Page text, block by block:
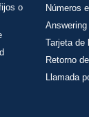
o
Números
Tarjeta de
Retorno
Llamada